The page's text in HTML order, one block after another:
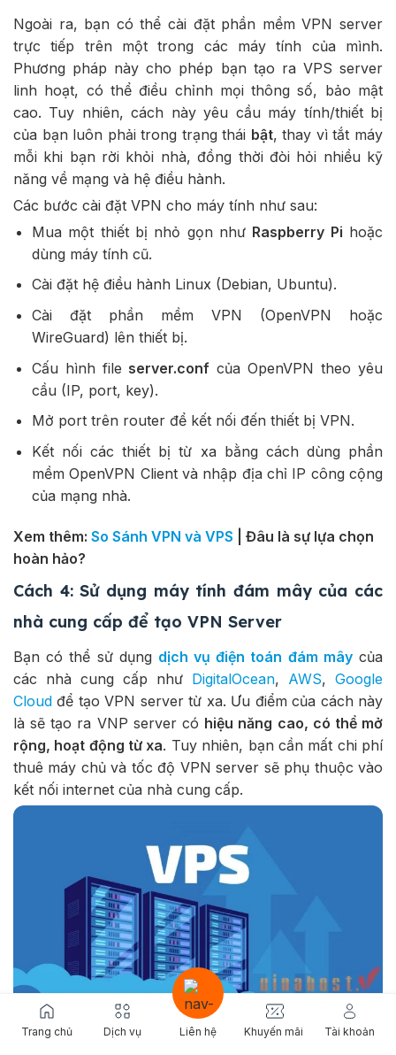
Ngoài ra, bạn có thể cài đặt phần mềm VPN server
trực tiếp trên một trong các máy tính của mình.
Phương pháp này cho phép bạn tạo ra VPS server
linh hoạt, có thể điều chỉnh mọi thông số, bảo mật
cao. Tuy nhiên, cách này yêu cầu máy tính/thiết bị
của bạn luôn phải trong trạng thái bật, thay vì tắt máy
mỗi khi bạn rời khỏi nhà, đồng thời đòi hỏi nhiều kỹ
năng về mạng và hệ điều hành.
Các bước cài đặt VPN cho máy tính như sau:
Mua một thiết bị nhỏ gọn như Raspberry Pi hoặc
dùng máy tính cũ.
Cài đặt hệ điều hành Linux (Debian, Ubuntu).
Cài đặt phần mềm VPN (OpenVPN hoặc
WireGuard) lên thiết bị.
Cấu hình file server.conf của OpenVPN theo yêu
cầu (IP, port, key).
Mở port trên router để kết nối đến thiết bị VPN.
Kết nối các thiết bị từ xa bằng cách dùng phần
mềm OpenVPN Client và nhập địa chỉ IP công cộng
của mạng nhà.
Xem thêm: So Sánh VPN và VPS | Đâu là sự lựa chọn
hoàn hảo?
Cách 4: Sử dụng máy tính đám mây của các
nhà cung cấp để tạo VPN Server
Bạn có thể sử dụng dịch vụ điện toán đám mâycủa
các nhà cung cấp như DigitalOcean, AWS, Google
Cloud để tạo VPN server từ xa. Ưu điểm của cách này
là sẽ tạo ra VNP server có hiệu năng cao, có thể mở
rộng, hoạt động từ xa. Tuy nhiên, bạn cần mất chi phí
thuê máy chủ và tốc độ VPN server sẽ phụ thuộc vào
kết nối internet của nhà cung cấp.
Bạn có thể sử dụng dịch vụ VPS để tạo VPN server từ xa.
Trang chủ Dịch vụ Liên hệ Khuyến mãi Tài khoản